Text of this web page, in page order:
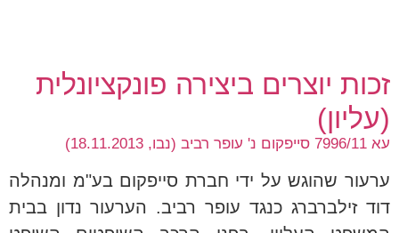
זכות יוצרים ביצירה פונקציונלית
(עליון)
עא 7996/11 סייפקום נ' עופר רביב (נבו, 18.11.2013)
ערעור שהוגש על ידי חברת סייפקום בע"מ ומנהלה
דוד זילברברג כנגד עופר רביב. הערעור נדון בבית